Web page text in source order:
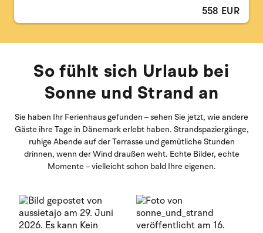
558 EUR
So fühlt sich Urlaub bei
Sonne und Strand an
Sie haben Ihr Ferienhaus gefunden – sehen Sie jetzt, wie andere
Gäste ihre Tage in Dänemark erlebt haben. Strandspaziergänge,
ruhige Abende auf der Terrasse und gemütliche Stunden
drinnen, wenn der Wind draußen weht. Echte Bilder, echte
Momente – vielleicht schon bald Ihre eigenen.